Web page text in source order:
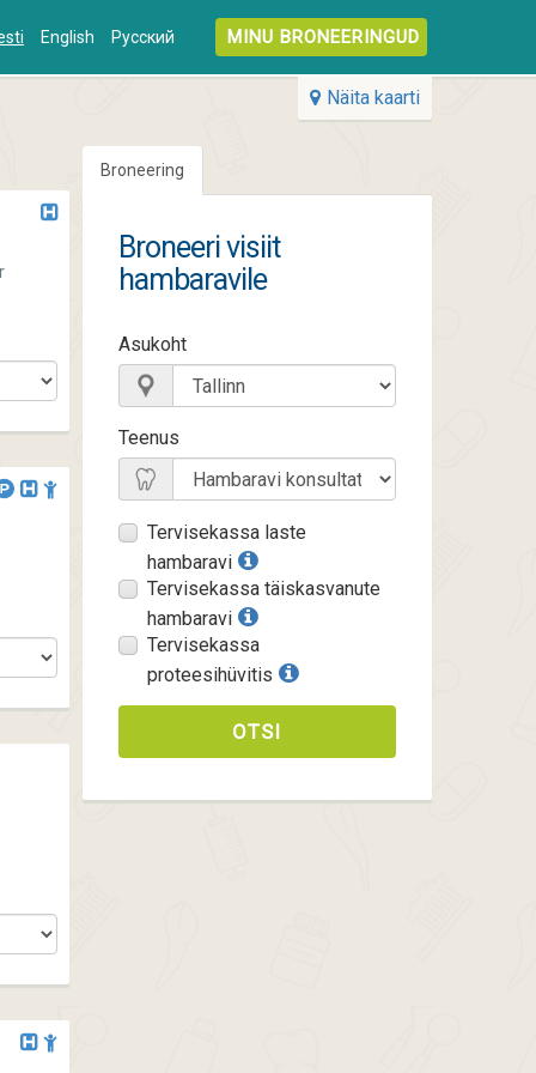
English Русский MINU BRONEERINGUD
Näita kaarti
Broneering
Broneeri visiit
hambaravile
Asukoht
Teenus
Tervisekassa laste
hambaravi
Tervisekassa täiskasvanute
hambaravi
Tervisekassa
proteesihüvitis
OTSI